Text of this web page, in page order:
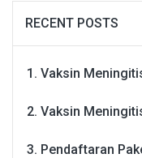
RECENT POSTS
Vaksin
Vaksin
Pendaftaran